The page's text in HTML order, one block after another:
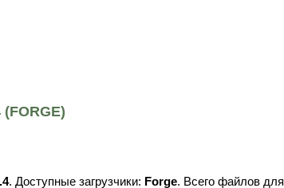
. Доступные загрузчики: Forge. Всего файлов для